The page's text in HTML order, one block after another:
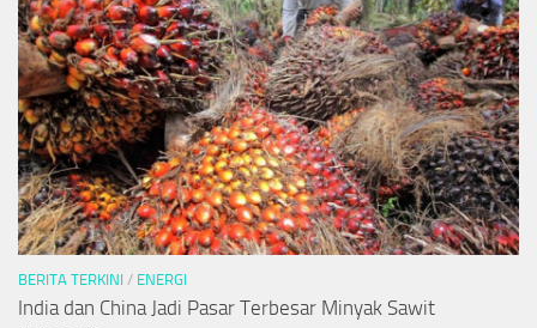
BERITA TERKINI / ENERGI
India dan China Jadi Pasar Terbesar Minyak Sawit